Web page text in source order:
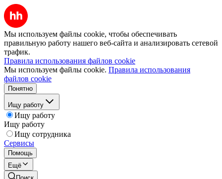
Мы используем файлы cookie, чтобы обеспечивать
правильную работу нашего веб-сайта и анализировать сетевой
трафик.
Правила использования файлов cookie
Мы используем файлы cookie. Правила использования
файлов cookie
Понятно
Ищу работу
Ищу работу
Ищу работу
Ищу сотрудника
Сервисы
Помощь
Ещё